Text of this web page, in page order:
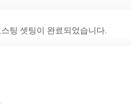
팅 셋팅이 완료되었습니다.